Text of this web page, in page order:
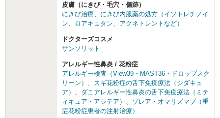
皮膚（にきび・毛穴・傷跡）
にきび治療
にきび内服薬の処方（イソトレチノイ
ン、ロアキュタン、アクネトレントなど）
ドクターズコスメ
サンソリット
アレルギー性鼻炎 / 花粉症
アレルギー検査（View39・MAST36・ドロップスク
リーン）
スギ花粉症の舌下免疫療法（シダキュ
ア）
ダニアレルギー性鼻炎の舌下免疫療法（ミテ
ィキュア・アシテア）
ゾレア・オマリズマブ（重
症花粉症患者の注射治療）